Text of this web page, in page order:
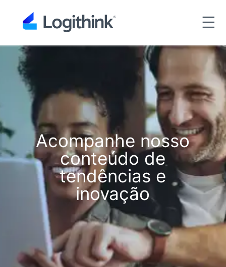
☰
Acompanhe nosso
conteúdo de
tendências e
inovação